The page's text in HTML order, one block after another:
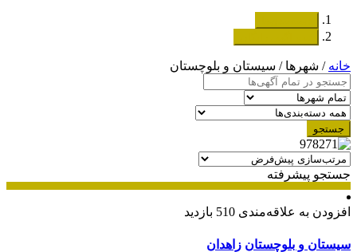
خانه / شهرها / سیستان و بلوچستان
جستجو
جستجو پیشرفته
افزودن به علاقه‌مندی 510 بازدید
سیستان و بلوچستان زاهدان